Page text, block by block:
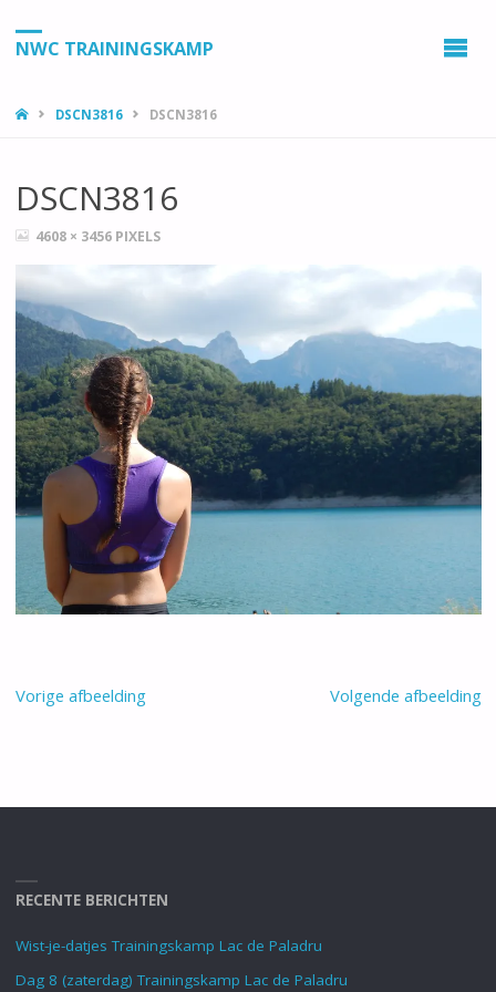
NWC TRAININGSKAMP
HOMEDSCN3816 DSCN3816
DSCN3816
VOLLEDIGE
4608 × 3456 PIXELS
Vorige afbeelding Volgende afbeelding
RECENTE BERICHTEN
Wist-je-datjes Trainingskamp Lac de Paladru
Dag 8 (zaterdag) Trainingskamp Lac de Paladru